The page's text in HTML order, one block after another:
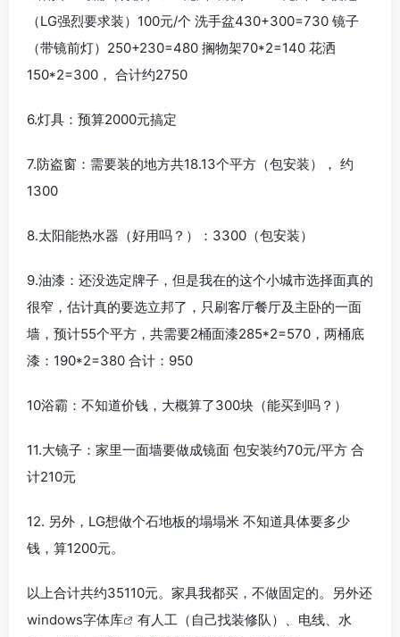
（LG强烈要求装）100元/个 洗手盆430+300=730 镜子
（带镜前灯）250+230=480 搁物架70*2=140 花洒
150*2=300， 合计约2750
6.灯具：预算2000元搞定
7.防盗窗：需要装的地方共18.13个平方（包安装）， 约
1300
8.太阳能热水器（好用吗？）：3300（包安装）
9.油漆：还没选定牌子，但是我在的这个小城市选择面真的
很窄，估计真的要选立邦了，只刷客厅餐厅及主卧的一面
墙，预计55个平方，共需要2桶面漆285*2=570，两桶底
漆：190*2=380 合计：950
10浴霸：不知道价钱，大概算了300块（能买到吗？）
11.大镜子：家里一面墙要做成镜面 包安装约70元/平方 合
计210元
12. 另外，LG想做个石地板的塌塌米 不知道具体要多少
钱，算1200元。
以上合计共约35110元。家具我都买，不做固定的。另外还
windows字体库
有人工（自己找装修队）、电线、水